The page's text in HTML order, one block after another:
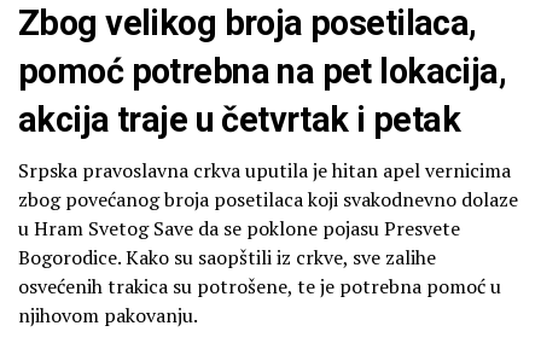
Zbog velikog broja posetilaca,
pomoć potrebna na pet lokacija,
akcija traje u četvrtak i petak
Srpska pravoslavna crkva uputila je hitan apel vernicima
zbog povećanog broja posetilaca koji svakodnevno dolaze
u Hram Svetog Save da se poklone pojasu Presvete
Bogorodice. Kako su saopštili iz crkve, sve zalihe
osvećenih trakica su potrošene, te je potrebna pomoć u
njihovom pakovanju.